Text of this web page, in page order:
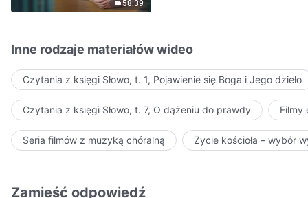
58:39
Inne rodzaje materiałów wideo
Czytania z księgi Słowo, t. 1, Pojawienie się Boga i Jego dzieło
Czytania z księgi Słowo, t. 7, O dążeniu do prawdy Filmy
Seria filmów z muzyką chóralną Życie kościoła – wybór
Zamieść odpowiedź